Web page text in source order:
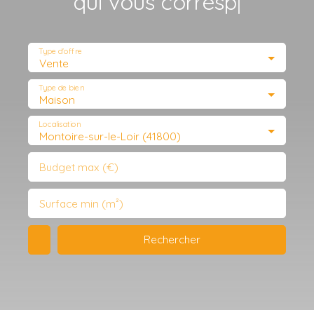
Vente
Type d'offre
Maison
Type de bien
Montoire-sur-le-Loir (41800)
Localisation
Budget max (€)
Surface min (m²)
Rechercher